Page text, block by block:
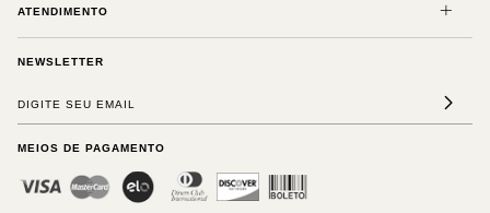
ATENDIMENTO
NEWSLETTER
MEIOS DE PAGAMENTO